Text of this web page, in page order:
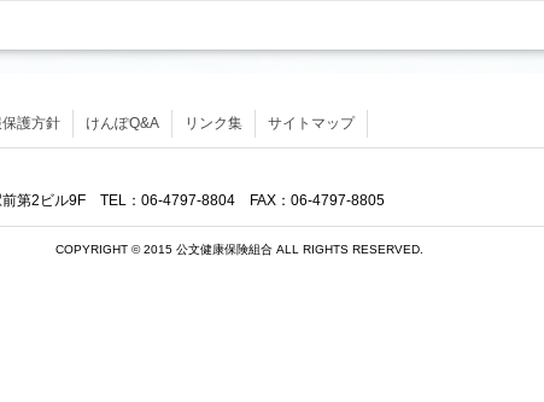
護方針 けんぽQ&A リンク集 サイトマップ
第2ビル9F TEL：06-4797-8804 FAX：06-4797-8805
COPYRIGHT © 2015 公文健康保険組合 ALL RIGHTS RESERVED.